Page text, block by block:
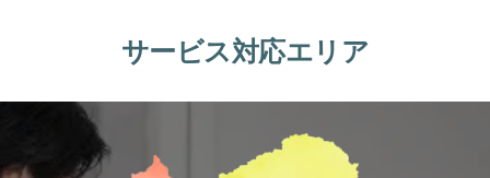
サービス対応エリア